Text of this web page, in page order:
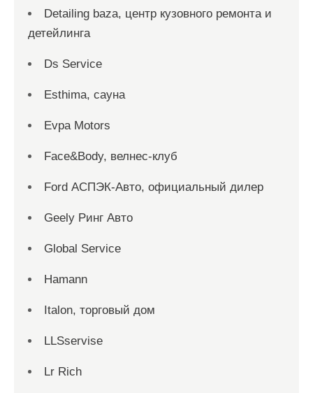
Detailing baza, центр кузовного ремонта и
детейлинга
Ds Service
Esthima, сауна
Evpa Motors
Face&Body, велнес-клуб
Ford АСПЭК-Авто, официальный дилер
Geely Ринг Авто
Global Service
Hamann
Italon, торговый дом
LLSservise
Lr Rich